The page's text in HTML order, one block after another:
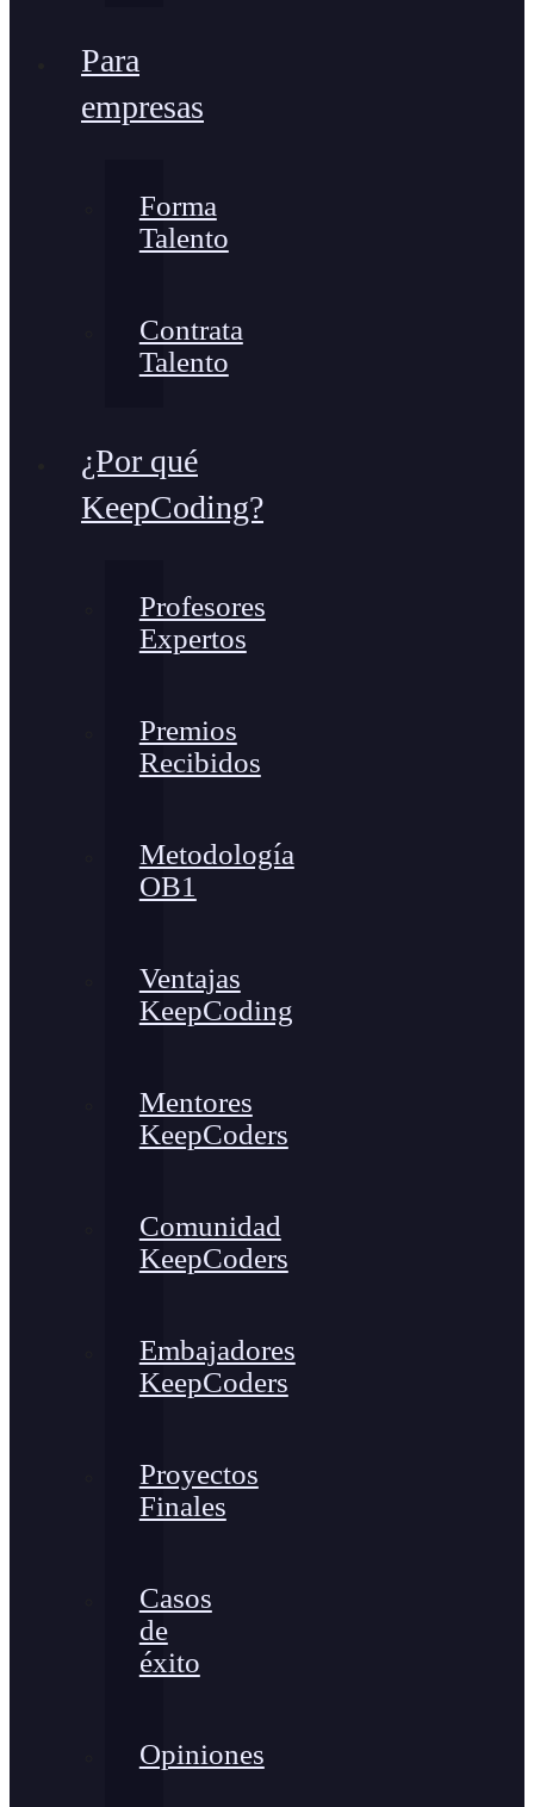
Para
empresas
Forma
Talento
Contrata
Talento
¿Por qué
KeepCoding?
Profesores
Expertos
Premios
Recibidos
Metodología
OB1
Ventajas
KeepCoding
Mentores
KeepCoders
Comunidad
KeepCoders
Embajadores
KeepCoders
Proyectos
Finales
Casos
de
éxito
Opiniones